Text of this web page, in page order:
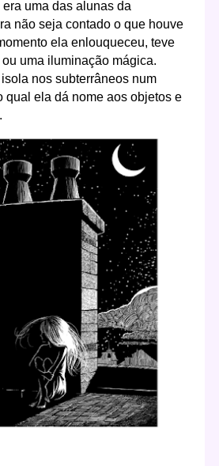
uma das alunas da
não seja contado o que houve
ela enlouqueceu, teve
uma iluminação mágica.
nos subterrâneos num
qual ela dá nome aos objetos e